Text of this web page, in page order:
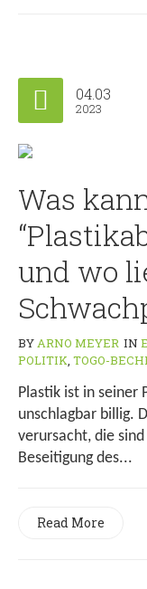
04.03
2023
Was
und wo
BYARNO MEYER IN
POLITIK, TOGO-
Plastik ist in seiner
unschlagbar billig.
verursacht, die
Beseitigung des...
Read More